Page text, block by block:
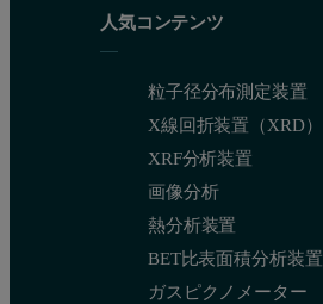
人気コンテンツ
粒子径分布測定装置
X線回折装置（XRD）
XRF分析装置
画像分析
熱分析装置
BET比表面積分析装置
ガスピクノメーター